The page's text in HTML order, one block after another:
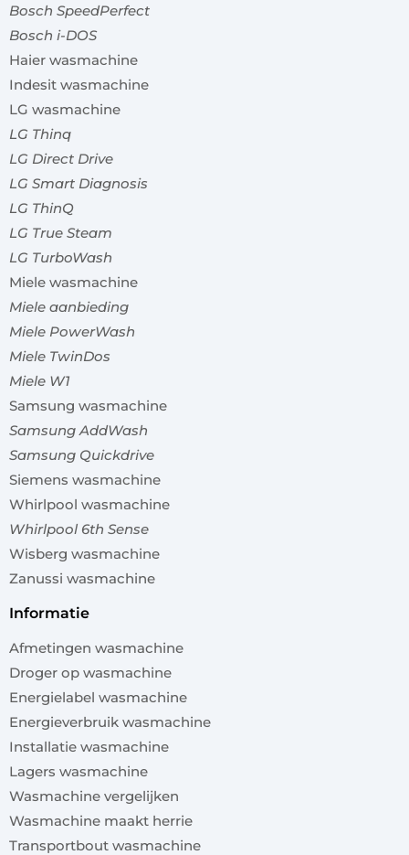
Bosch SpeedPerfect
Bosch i-DOS
Haier wasmachine
Indesit wasmachine
LG wasmachine
LG Thinq
LG Direct Drive
LG Smart Diagnosis
LG ThinQ
LG True Steam
LG TurboWash
Miele wasmachine
Miele aanbieding
Miele PowerWash
Miele TwinDos
Miele W1
Samsung wasmachine
Samsung AddWash
Samsung Quickdrive
Siemens wasmachine
Whirlpool wasmachine
Whirlpool 6th Sense
Wisberg wasmachine
Zanussi wasmachine
informatie
Afmetingen wasmachine
Droger op wasmachine
Energielabel wasmachine
Energieverbruik wasmachine
Installatie wasmachine
Lagers wasmachine
Wasmachine vergelijken
Wasmachine maakt herrie
Transportbout wasmachine